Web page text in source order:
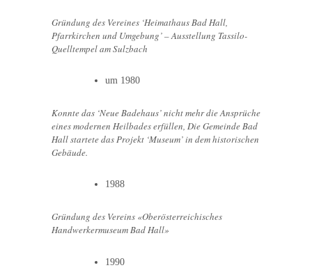
Gründung des Vereines ‘Heimathaus Bad Hall,
Pfarrkirchen und Umgebung’ – Ausstellung Tassilo-
Quelltempel am Sulzbach
um 1980
Konnte das ‘Neue Badehaus’ nicht mehr die Ansprüche
eines modernen Heilbades erfüllen, Die Gemeinde Bad
Hall startete das Projekt ‘Museum’ in dem historischen
Gebäude.
1988
Gründung des Vereins «Oberösterreichisches
Handwerkermuseum Bad Hall»
1990